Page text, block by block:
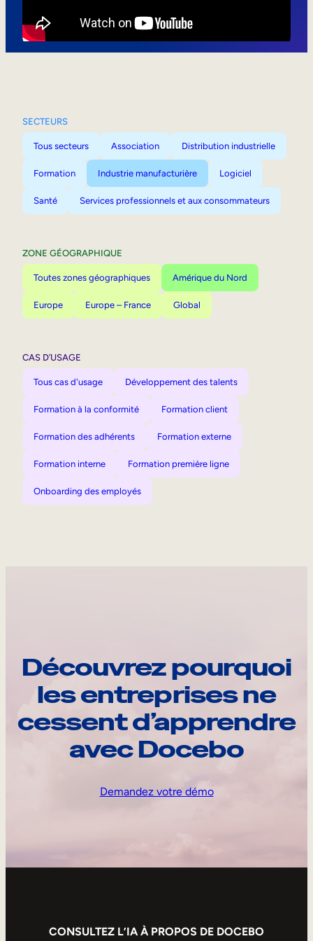
SECTEURS
Tous secteurs Association Distribution industrielle
Formation Industrie manufacturière Logiciel
Santé Services professionnels et aux consommateurs
ZONE GÉOGRAPHIQUE
Toutes zones géographiques Amérique du Nord
Europe Europe – France Global
CAS D’USAGE
Tous cas d'usage Développement des talents
Formation à la conformité Formation client
Formation des adhérents Formation externe
Formation interne Formation première ligne
Onboarding des employés
Découvrez pourquoi
les entreprises ne
cessent d’apprendre
avec Docebo
Demandez votre démo
CONSULTEZ L’IA À PROPOS DE DOCEBO